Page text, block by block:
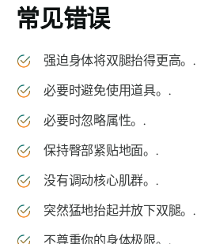
常见错误
强迫身体将双腿抬得更高。.
必要时避免使用道具。.
必要时忽略属性。.
保持臀部紧贴地面。.
没有调动核心肌群。.
突然猛地抬起并放下双腿。.
不尊重你的身体极限。.